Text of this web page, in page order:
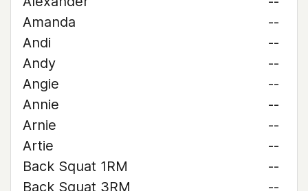
Amanda
--
Andi
--
Andy
--
Angie
--
Annie
--
Arnie
--
Artie
--
Back Squat 1RM
--
Back Squat 3RM
--